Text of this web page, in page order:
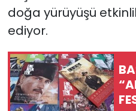
doğa yürüyüşü
ediyor.